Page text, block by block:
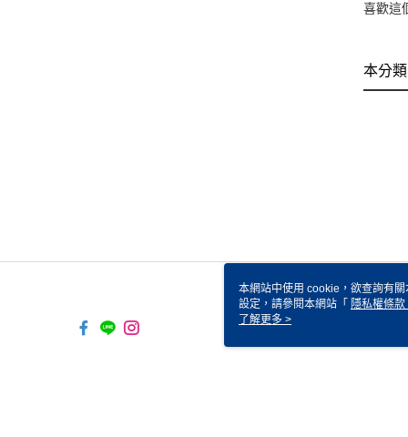
喜歡這
本分
本網站中使用 cookie，欲查詢有
設定，請參閱本網站「 隱私權條款
使用 cookie。
了解更多 >